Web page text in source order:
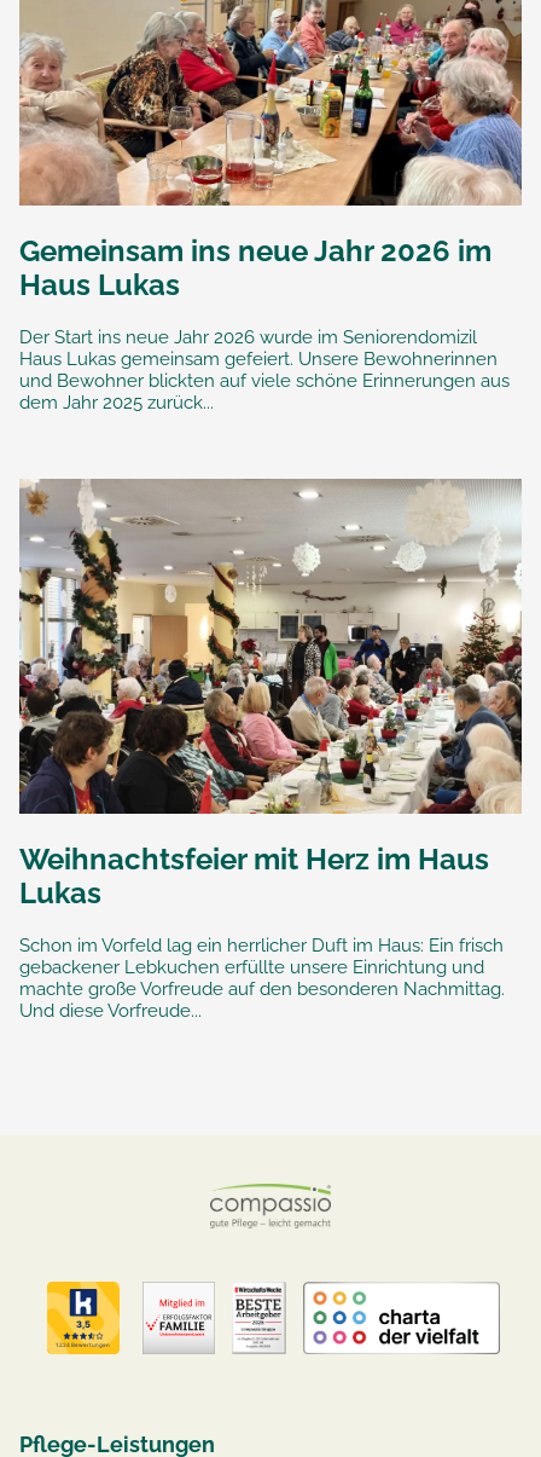
Gemeinsam ins neue Jahr 2026 im
Haus Lukas
Der Start ins neue Jahr 2026 wurde im Seniorendomizil
Haus Lukas gemeinsam gefeiert. Unsere Bewohnerinnen
und Bewohner blickten auf viele schöne Erinnerungen aus
dem Jahr 2025 zurück...
Weihnachtsfeier mit Herz im Haus
Lukas
Schon im Vorfeld lag ein herrlicher Duft im Haus: Ein frisch
gebackener Lebkuchen erfüllte unsere Einrichtung und
machte große Vorfreude auf den besonderen Nachmittag.
Und diese Vorfreude...
Pflege-Leistungen